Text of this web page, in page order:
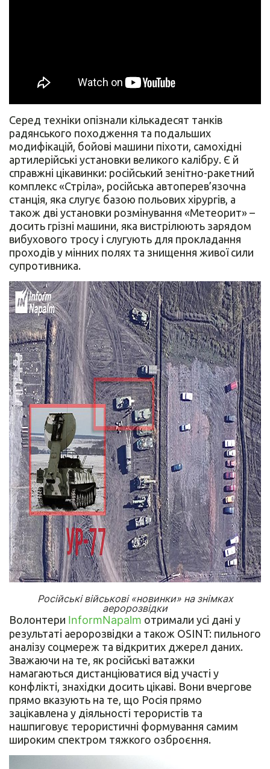
Серед техніки опізнали кількадесят танків
радянського походження та подальших
модифікацій, бойові машини піхоти, самохідні
артилерійські установки великого калібру. Є й
справжні цікавинки: російський зенітно-ракетний
комплекс «Стріла», російська автоперев’язочна
станція, яка слугує базою польових хірургів, а
також дві установки розмінування «Метеорит» –
досить грізні машини, яка вистрілюють зарядом
вибухового тросу і слугують для прокладання
проходів у мінних полях та знищення живої сили
супротивника.
Російські військові «новинки» на знімках
аеророзвідки
Волонтери InformNapalm отримали усі дані у
результаті аеророзвідки а також OSINT: пильного
аналізу соцмереж та відкритих джерел даних.
Зважаючи на те, як російські ватажки
намагаються дистанціюватися від участі у
конфлікті, знахідки досить цікаві. Вони вчергове
прямо вказують на те, що Росія прямо
зацікавлена у діяльності терористів та
нашпиговує терористичні формування самим
широким спектром тяжкого озброєння.